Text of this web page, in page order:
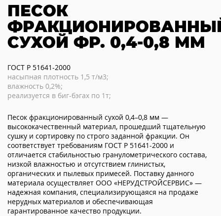
ПЕСОК
СУХОЙ ФР. 0,4-0,8 ММ
ГОСТ Р 51641-2000
насыпная плотность 1,5 т/м3;
влажность 0,2%;
реализуется в биг-бэгах по 1т;
Песок фракционированный сухой 0,4–0,8 мм —
высококачественный материал, прошедший тщательную
сушку и сортировку по строго заданной фракции. Он
соответствует требованиям ГОСТ Р 51641-2000 и
отличается стабильностью гранулометрического состава,
низкой влажностью и отсутствием глинистых,
органических и пылевых примесей. Поставку данного
материала осуществляет ООО «НЕРУДСТРОЙСЕРВИС» —
надежная компания, специализирующаяся на продаже
нерудных материалов и обеспечивающая
гарантированное качество продукции.